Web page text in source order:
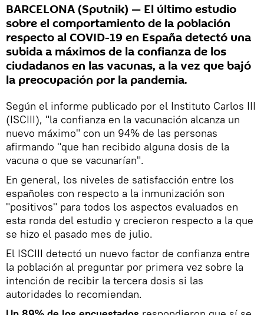
BARCELONA (Sputnik) — El último estudio
sobre el comportamiento de la población
respecto al COVID-19 en España detectó una
subida a máximos de la confianza de los
ciudadanos en las vacunas, a la vez que bajó
la preocupación por la pandemia.
Según el informe publicado por el Instituto Carlos III
(ISCIII), "la confianza en la vacunación alcanza un
nuevo máximo" con un 94% de las personas
afirmando "que han recibido alguna dosis de la
vacuna o que se vacunarían".
En general, los niveles de satisfacción entre los
españoles con respecto a la inmunización son
"positivos" para todos los aspectos evaluados en
esta ronda del estudio y crecieron respecto a la que
se hizo el pasado mes de julio.
El ISCIII detectó un nuevo factor de confianza entre
la población al preguntar por primera vez sobre la
intención de recibir la tercera dosis si las
autoridades lo recomiendan.